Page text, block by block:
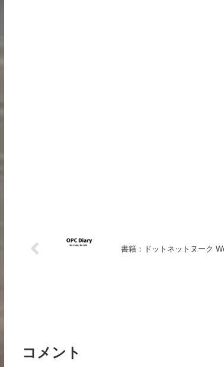
書籍：ドットネットヌーク
コメント